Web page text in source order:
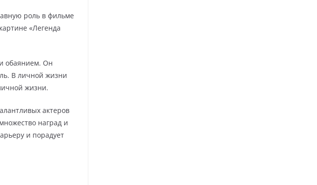
роль в фильме
«Легенда
обаянием. Он
В личной жизни
жизни.
актеров
наград и
и порадует